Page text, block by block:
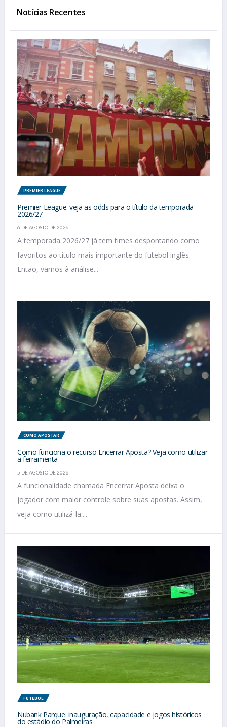
Notícias Recentes
PREMIER LEAGUE
Premier League: veja as odds para o título da temporada
2026/27
6 DE AGOSTO DE 2026
A temporada 2026/27 já tem times despontando como
favoritos ao título mais importante do futebol inglês.
Então, vamos à análise...
COMO APOSTAR
Como funciona o recurso Encerrar Aposta? Veja como utilizar
a ferramenta
5 DE AGOSTO DE 2026
A funcionalidade chamada Encerrar Aposta deixa o
jogador com maior controle sobre suas apostas. Assim,
veja como utilizá-la....
FUTEBOL
Nubank Parque: inauguração, capacidade e jogos históricos
do estádio do Palmeiras